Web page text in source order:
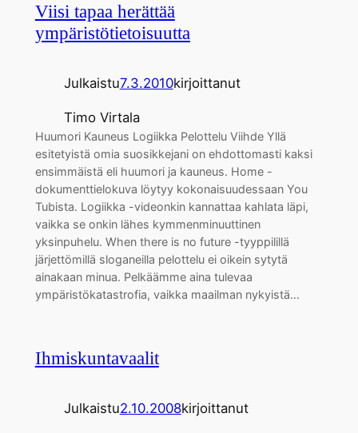
Viisi tapaa herättää
ympäristötietoisuutta
Julkaistu7.3.2010kirjoittanut
Timo Virtala
Huumori Kauneus Logiikka Pelottelu Viihde Yllä
esitetyistä omia suosikkejani on ehdottomasti kaksi
ensimmäistä eli huumori ja kauneus. Home -
dokumenttielokuva löytyy kokonaisuudessaan You
Tubista. Logiikka -videonkin kannattaa kahlata läpi,
vaikka se onkin lähes kymmenminuuttinen
yksinpuhelu. When there is no future -tyyppilillä
järjettömillä sloganeilla pelottelu ei oikein sytytä
ainakaan minua. Pelkäämme aina tulevaa
ympäristökatastrofia, vaikka maailman nykyistä…
Ihmiskuntavaalit
Julkaistu2.10.2008kirjoittanut